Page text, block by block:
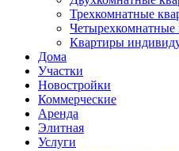
Трехкомнатные
Четырехкомнатные
Квартиры
Дома
Участки
Новостройки
Коммерческие
Аренда
Элитная
Услуги